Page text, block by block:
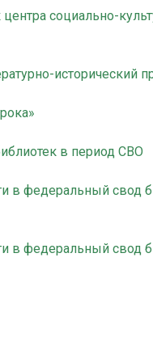
социально-
исторический
в период СВО
в федеральный свод
в федеральный свод